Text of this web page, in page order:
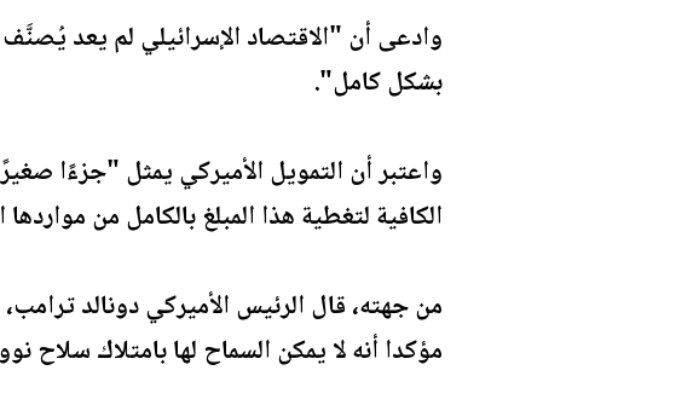
وادعى أن "الاقتصاد الإسرائيلي لم يعد
بشكل كامل".
واعتبر أن التمويل الأميركي يمثل "جزءًا
الكافية لتغطية هذا المبلغ بالكامل من مواردها
من جهته، قال الرئيس الأميركي دونالد
مؤكدا أنه لا يمكن السماح لها بامتلاك سلاح